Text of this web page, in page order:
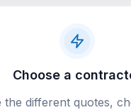
Choose a
the different quotes,